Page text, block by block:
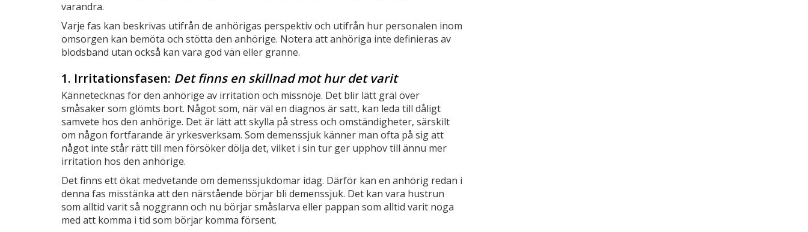
varandra.
Varje fas kan beskrivas utifrån de anhörigas perspektiv och utifrån hur personalen inom
omsorgen kan bemöta och stötta den anhörige. Notera att anhöriga inte definieras av
blodsband utan också kan vara god vän eller granne.
1. Irritationsfasen: Det finns en skillnad mot hur det varit
Kännetecknas för den anhörige av irritation och missnöje. Det blir lätt gräl över
småsaker som glömts bort. Något som, när väl en diagnos är satt, kan leda till dåligt
samvete hos den anhörige. Det är lätt att skylla på stress och omständigheter, särskilt
om någon fortfarande är yrkesverksam. Som demenssjuk känner man ofta på sig att
något inte står rätt till men försöker dölja det, vilket i sin tur ger upphov till ännu mer
irritation hos den anhörige.
Det finns ett ökat medvetande om demenssjukdomar idag. Därför kan en anhörig redan i
denna fas misstänka att den närstående börjar bli demenssjuk. Det kan vara hustrun
som alltid varit så noggrann och nu börjar småslarva eller pappan som alltid varit noga
med att komma i tid som börjar komma försent.